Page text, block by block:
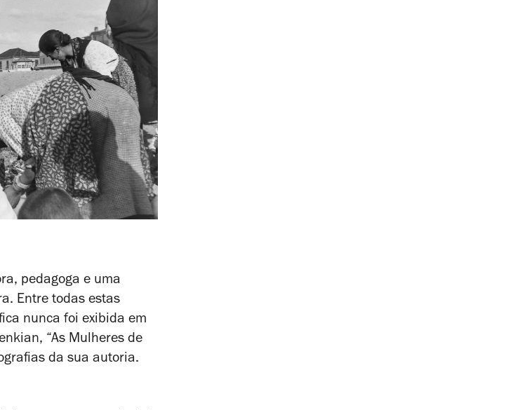
pedagoga e uma
Entre todas estas
nunca foi exibida em
“As Mulheres de
da sua autoria.